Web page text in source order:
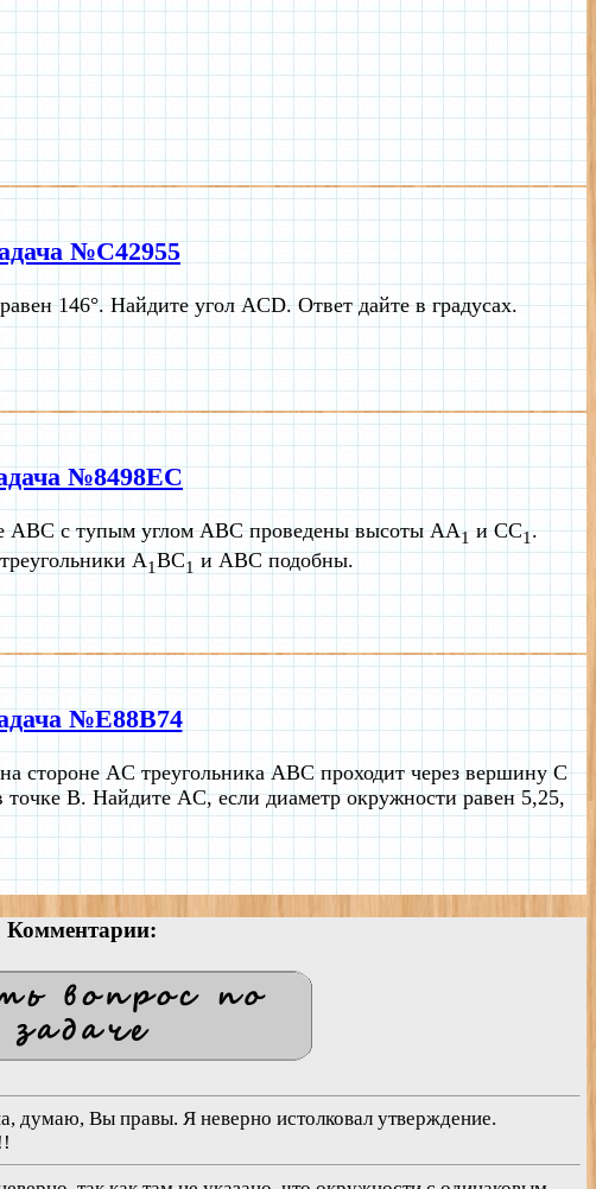
№C42955
146°. Найдите угол ACD. Ответ дайте в градусах.
№8498EC
ABC с тупым углом ABC проведены высоты AA1 и CC1.
A1BC1и ABC подобны.
№E88B74
стороне AC треугольника ABC проходит через вершину C
точке B. Найдите AC, если диаметр окружности равен 5,25,
Комментарии:
думаю, Вы правы. Я неверно истолковал утверждение.